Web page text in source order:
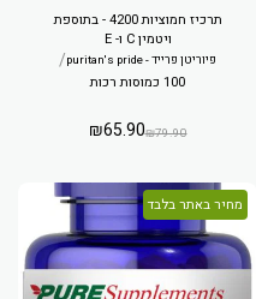
תרכיז חמוציות 4200 - בתוספת
ויטמין C ו- E
פיוריטן פרייד - puritan's pride /
100 כמוסות רכות
₪79.90
₪65.90
מחיר באתר בלבד